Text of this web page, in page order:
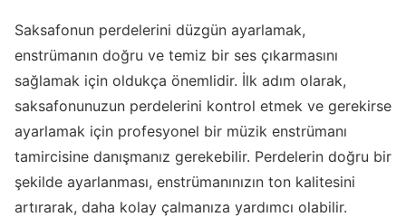
Saksafonun perdelerini düzgün ayarlamak,
enstrümanın doğru ve temiz bir ses çıkarmasını
sağlamak için oldukça önemlidir. İlk adım olarak,
saksafonunuzun perdelerini kontrol etmek ve gerekirse
ayarlamak için profesyonel bir müzik enstrümanı
tamircisine danışmanız gerekebilir. Perdelerin doğru bir
şekilde ayarlanması, enstrümanınızın ton kalitesini
artırarak, daha kolay çalmanıza yardımcı olabilir.